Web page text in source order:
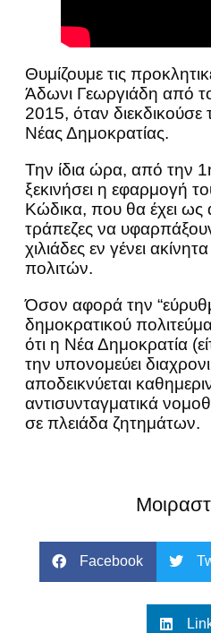
Θυμίζουμε τις
Άδωνι Γεωργιάδη από
2015, όταν διεκδικούσε
Νέας Δημοκρατίας.
Την ίδια ώρα, από την 1η
ξεκινήσει η εφαρμογή
Κώδικα, που θα έχει ως
τράπεζες να
χιλιάδες εν γένει
πολιτών.
Όσον αφορά την
δημοκρατικού
ότι η Νέα Δημοκρατία
την υπονομεύει
αποδεικνύεται
αντισυνταγματικά
σε πλειάδα ζητημάτων.
Facebook